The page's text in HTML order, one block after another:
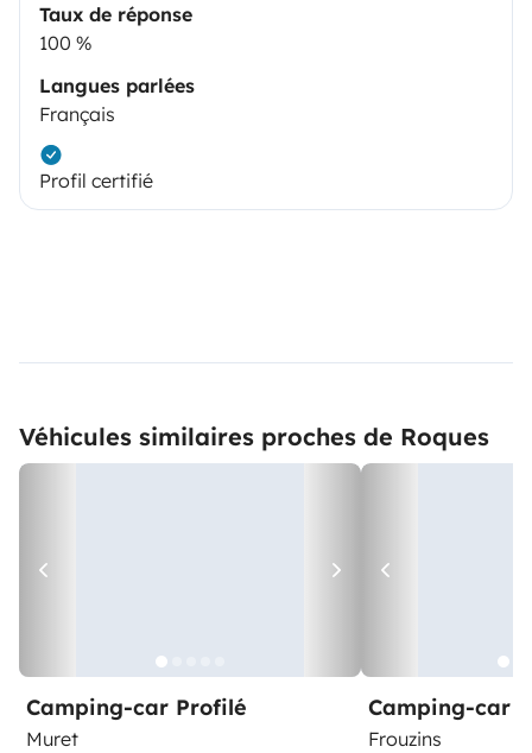
Taux de réponse
100 %
Langues parlées
Français
Profil certifié
Véhicules similaires proches de Roques
Camping-car Profilé
Muret
Camping-car
Frouzins